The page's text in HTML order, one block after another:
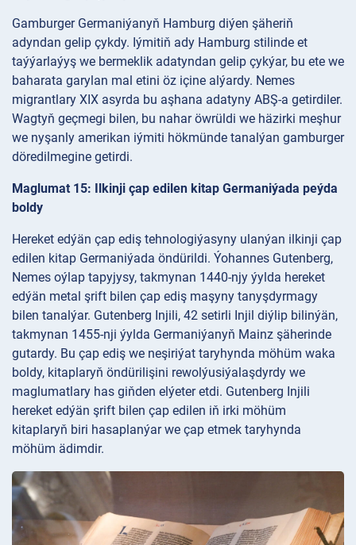
Gamburger Germaniýanyň Hamburg diýen şäheriň
adyndan gelip çykdy. Iýmitiň ady Hamburg stilinde et
taýýarlaýyş we bermeklik adatyndan gelip çykýar, bu ete we
baharata garylan mal etini öz içine alýardy. Nemes
migrantlary XIX asyrda bu aşhana adatyny ABŞ-a getirdiler.
Wagtyň geçmegi bilen, bu nahar öwrüldi we häzirki meşhur
we nyşanly amerikan iýmiti hökmünde tanalýan gamburger
döredilmegine getirdi.
Maglumat 15: Ilkinji çap edilen kitap Germaniýada peýda
boldy
Hereket edýän çap ediş tehnologiýasyny ulanýan ilkinji çap
edilen kitap Germaniýada öndürildi. Ýohannes Gutenberg,
Nemes oýlap tapyjysy, takmynan 1440-njy ýylda hereket
edýän metal şrift bilen çap ediş maşyny tanyşdyrmagy
bilen tanalýar. Gutenberg Injili, 42 setirli Injil diýlip bilinýän,
takmynan 1455-nji ýylda Germaniýanyň Mainz şäherinde
gutardy. Bu çap ediş we neşiriýat taryhynda möhüm waka
boldy, kitaplaryň öndürilişini rewolýusiýalaşdyrdy we
maglumatlary has giňden elýeter etdi. Gutenberg Injili
hereket edýän şrift bilen çap edilen iň irki möhüm
kitaplaryň biri hasaplanýar we çap etmek taryhynda
möhüm ädimdir.